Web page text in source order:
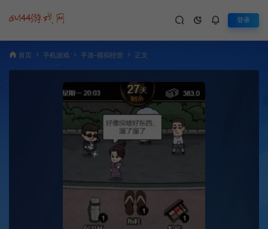
登录
首页 手机游戏 手游-模拟经营 正文